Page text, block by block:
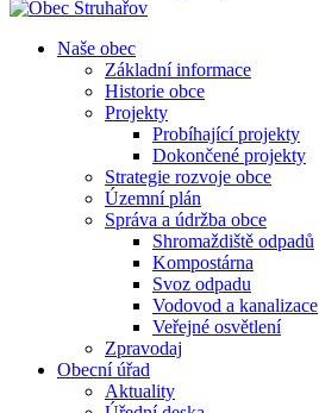
Naše obec
Základní informace
Historie obce
Projekty
Probíhající projekty
Dokončené projekty
Strategie rozvoje obce
Územní plán
Správa a údržba obce
Shromaždiště odpadů
Kompostárna
Svoz odpadu
Vodovod a kanalizace
Veřejné osvětlení
Zpravodaj
Obecní úřad
Aktuality